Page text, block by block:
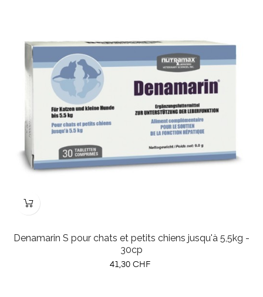
Denamarin S pour chats et petits chiens jusqu'à 5,5kg -
30cp
Prix
41,30 CHF